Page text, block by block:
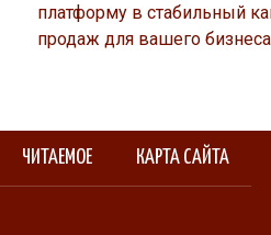
платформу в стабильный
продаж для вашего бизнеса
ЧИТАЕМОЕ КАРТА САЙТА